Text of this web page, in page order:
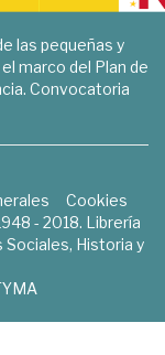
las pequeñas y
marco del Plan de
Convocatoria
Cookies
- 2018. Librería
Sociales, Historia y